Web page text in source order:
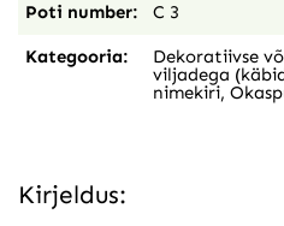
Poti number: C 3
Kategooria: Dekoratiivse
viljadega
nimekiri,
Kirjeldus: